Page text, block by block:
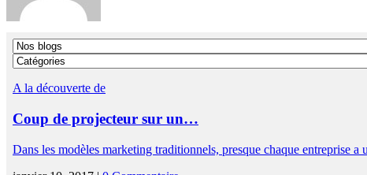
A la découverte de
Coup de projecteur sur un…
Dans les modèles marketing traditionnels, presque chaque entreprise